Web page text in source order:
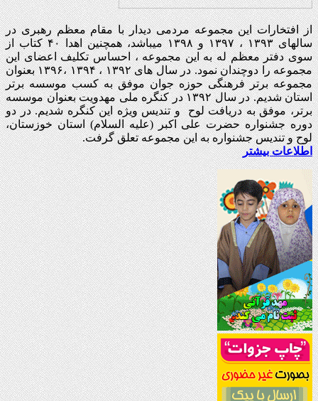
از افتخارات این مجموعه مردمی دیدار با مقام معظم رهبری در
سالهای ۱۳۹۳ ، ۱۳۹۷ و ۱۳۹۸ میباشد، همچنین اهدا ۴۰ کتاب از
سوی دفتر معظم له به این مجموعه ، احساس تکلیف اعضای این
مجموعه را دوچندان نمود. در سال های ۱۳۹۲ ، ۱۳۹۴ ،۱۳۹۶ بعنوان
مجموعه برتر فرهنگی حوزه جوان موفق به کسب موسسه برتر
استان شدیم. در سال ۱۳۹۲ در کنگره ملی مهدویت بعنوان موسسه
برتر، موفق به دریافت لوح و تندیس ویژه این کنگره شدیم. در دو
دوره جشنواره حضرت علی اکبر (علیه السلام) استان خوزستان،
لوح و تندیس جشنواره به این مجموعه تعلق گرفت.
اطلاعات بیشتر